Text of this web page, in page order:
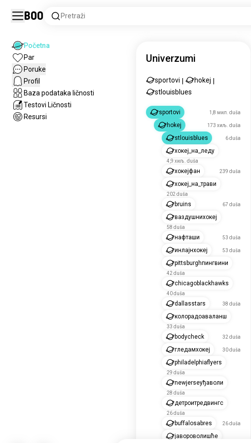
Boo Pretraži
Početna
Par
Poruke
Profil
Baza podataka ličnosti
Testovi Ličnosti
Resursi
Univerzumi
sportovi hokej
stlouisblues
sportovi 1,8 мил. duša
hokej 173 хиљ. duša
stlouisblues 6 duša
хокеј_на_леду
4,9 хиљ. duša
хокејфан 239 duša
хокеј_на_трави
202 duša
bruins 67 duša
ваздушнихокеј
58 duša
нафташи 53 duša
инлајнхокеј 53 duša
pittsburghпингвини
42 duša
chicagoblackhawks
40 duša
dallasstars 38 duša
колорадоаваланш
33 duša
bodycheck 32 duša
гледамхокеј 30 duša
philadelphiaflyers
29 duša
newjerseyђаволи
28 duša
детроитредвингс
26 duša
buffalosabres 26 duša
јавороволишће